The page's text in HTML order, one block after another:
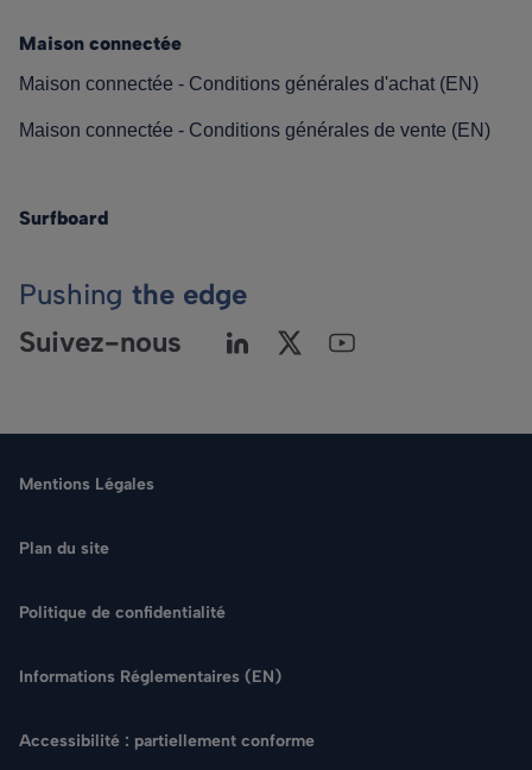
Rechercher
Maison connectée
Maison connectée - Conditions générales d'achat (EN)
Maison connectée - Conditions générales de vente (EN)
Surfboard
Pushing the edge
Suivez-nous
Mentions Légales
Plan du site
Politique de confidentialité
Informations Réglementaires (EN)
Accessibilité : partiellement conforme